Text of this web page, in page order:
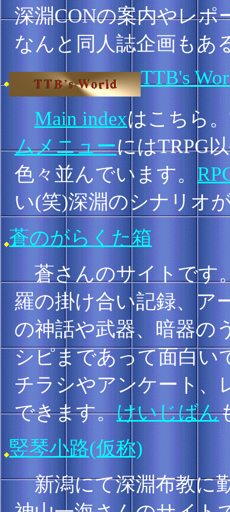
深淵CONの案内やレポ
なんと同人誌企画もあ
TTB's
Main indexはこちら
ムメニューにはTRPG
色々並んでいます。
い(笑)深淵のシナリオ
蒼のがらくた箱
蒼さんのサイトです
羅の掛け合い記録、ア
の神話や武器、暗器の
シピまであって面白い
チラシやアンケート、
できます。けいじばん
竪琴小路(仮称)
新潟にて深淵布教に